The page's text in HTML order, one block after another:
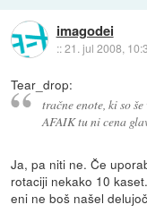
imagodei
::21. jul 2008,
Tear_drop:
tračne enote, ki so
AFAIK tu ni cena
Ja, pa niti ne. Če
rotaciji nekako 10
eni ne boš našel